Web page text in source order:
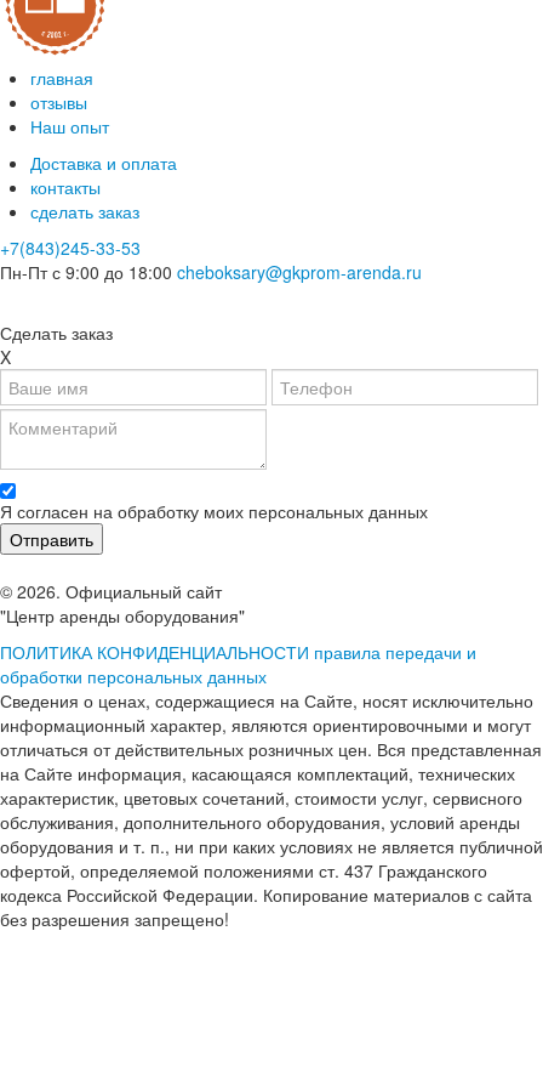
главная
отзывы
Наш опыт
Доставка и оплата
контакты
сделать заказ
+7(843)245-33-53
Пн-Пт с 9:00 до 18:00 cheboksary@gkprom-arenda.ru
Сделать заказ
X
Я согласен на обработку моих персональных данных
© 2026. Официальный сайт
"Центр аренды оборудования"
ПОЛИТИКА КОНФИДЕНЦИАЛЬНОСТИ правила передачи и
обработки персональных данных
Сведения о ценах, содержащиеся на Сайте, носят исключительно
информационный характер, являются ориентировочными и могут
отличаться от действительных розничных цен. Вся представленная
на Сайте информация, касающаяся комплектаций, технических
характеристик, цветовых сочетаний, стоимости услуг, сервисного
обслуживания, дополнительного оборудования, условий аренды
оборудования и т. п., ни при каких условиях не является публичной
офертой, определяемой положениями ст. 437 Гражданского
кодекса Российской Федерации. Копирование материалов с сайта
без разрешения запрещено!